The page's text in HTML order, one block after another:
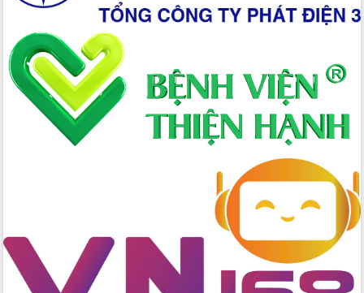
nhanh tiến độ các dự án trọng điểm
trong Khu kinh tế Nam Phú Yên
Hòn Yến phát triển du lịch gắn với bảo
tồn biển
Lấy ý kiến điều chỉnh Quy hoạch tỉnh
Đắk Lắk thời kỳ 2021-2030, tầm nhìn
đến năm 2050
Phát động chiến dịch 30 ngày đêm
giải phóng mặt bằng Tuyến đường bộ
Đắk Lắk ký kết thỏa thuận hợp tác về
chuyển đổi số giai đoạn 2026 – 2030
với Tập đoàn Bưu chính Viễn thông
Việt Nam